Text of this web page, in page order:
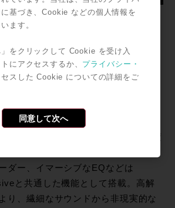
年に発売されたEventideを代表する
Harmonizerからはじまり、歴史と共
プラグインです。
では、Left/Right、Front/Back、
DetuneパラメーターをTiltコントロ
、非対称なデチューンを作り出すこ
メーターを設定した2点間で時間軸変
なモーフィングバーや、各チャンネ
ダー、イマーシブなEQなどは
と共通した機能として搭載。高解
り、繊細なサウンドから非現実的な
基づき、Cookie などの個人情報を
ます。
」をクリックして Cookie を受け入
にアクセスするか、 プライバシー・
スした Cookie についての詳細をご
同意して次へ